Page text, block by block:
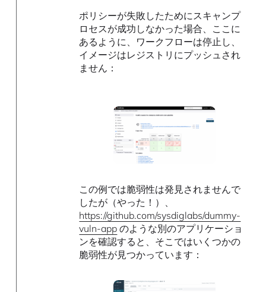
ポリシーが失敗したためにスキャンプ
ロセスが成功しなかった場合、ここに
あるように、ワークフローは停止し、
イメージはレジストリにプッシュされ
ません：
この例では脆弱性は発見されませんで
したが（やった！）、
https://github.com/sysdiglabs/dummy-
vuln-app のような別のアプリケーショ
ンを確認すると、そこではいくつかの
脆弱性が見つかっています：